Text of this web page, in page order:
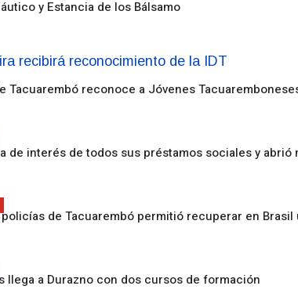
y Estancia de los Bálsamo
Tacuarembó reconoce a Jóvenes
de interés de todos sus préstamos sociales y
de Tacuarembó permitió recuperar en
llega a Durazno con dos cursos de formación